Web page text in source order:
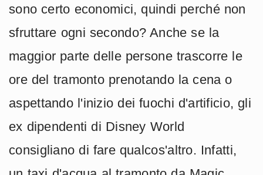
sono certo economici, quindi perché non
sfruttare ogni secondo? Anche se la
maggior parte delle persone trascorre le
ore del tramonto prenotando la cena o
aspettando l'inizio dei fuochi d'artificio, gli
ex dipendenti di Disney World
consigliano di fare qualcos'altro. Infatti,